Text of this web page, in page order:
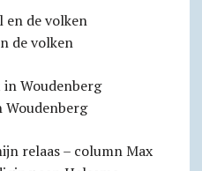
de volken